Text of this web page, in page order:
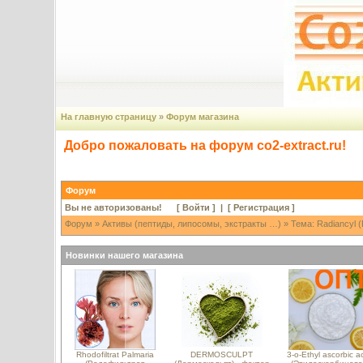
На главную страницу» Форум магазина
Добро пожаловать на форум co2-extract.ru!
Форум
Вы не авторизованы! [ Войти ] | [ Регистрация]
Форум » Активы (пептиды, липосомы, экстракты …) » Тема: Radiancyl
Новинки нашего магазина
Rhodofiltrat Palmaria
DERMOSCULPT
3-o-Ethyl ascorbic